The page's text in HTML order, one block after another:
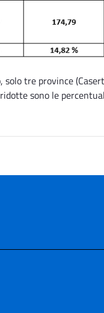
tre province
sono le